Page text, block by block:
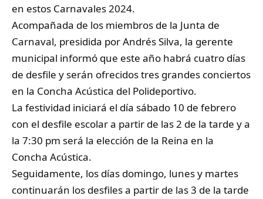
en estos Carnavales 2024.
Acompañada de los miembros de la Junta de
Carnaval, presidida por Andrés Silva, la gerente
municipal informó que este año habrá cuatro días
de desfile y serán ofrecidos tres grandes conciertos
en la Concha Acústica del Polideportivo.
La festividad iniciará el día sábado 10 de febrero
con el desfile escolar a partir de las 2 de la tarde y a
la 7:30 pm será la elección de la Reina en la
Concha Acústica.
Seguidamente, los días domingo, lunes y martes
continuarán los desfiles a partir de las 3 de la tarde